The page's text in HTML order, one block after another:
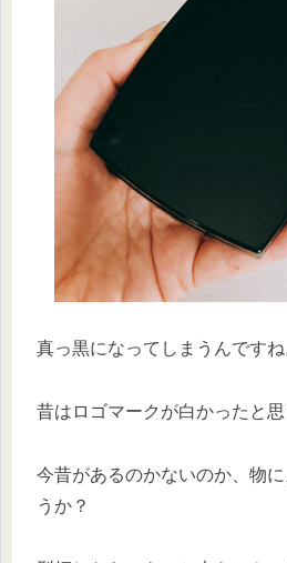
真っ黒になってしまうんですね
昔はロゴマークが白かったと思
今昔があるのかないのか、物
うか？